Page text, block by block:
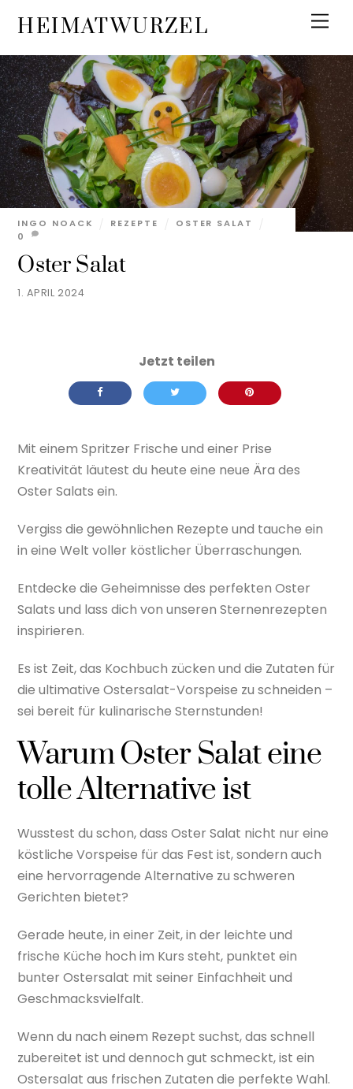
content
HEIMATWURZEL
1. APRIL 2024
Oster Salat
INGO NOACK REZEPTE
OSTER SALAT
0
Mit einem Spritzer Frische und einer Prise
Kreativität läutest du heute eine neue Ära des
Oster Salats ein.
Vergiss die gewöhnlichen Rezepte und tauche ein
in eine Welt voller köstlicher Überraschungen.
Entdecke die Geheimnisse des perfekten Oster
Salats und lass dich von unseren Sternenrezepten
inspirieren.
Es ist Zeit, das Kochbuch zücken und die Zutaten für
die ultimative Ostersalat-Vorspeise zu schneiden –
sei bereit für kulinarische Sternstunden!
Warum Oster Salat eine
tolle Alternative ist
Wusstest du schon, dass Oster Salat nicht nur eine
köstliche Vorspeise für das Fest ist, sondern auch
eine hervorragende Alternative zu schweren
Gerichten bietet?
Gerade heute, in einer Zeit, in der leichte und
frische Küche hoch im Kurs steht, punktet ein
bunter Ostersalat mit seiner Einfachheit und
Geschmacksvielfalt.
Wenn du nach einem Rezept suchst, das schnell
zubereitet ist und dennoch gut schmeckt, ist ein
Ostersalat aus frischen Zutaten die perfekte Wahl.